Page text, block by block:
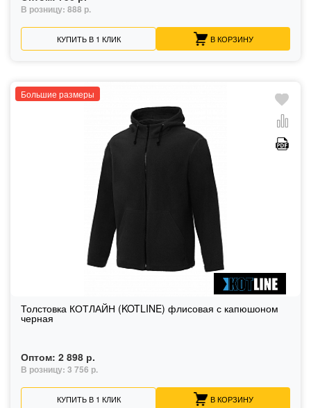
В розницу: 888 р.
КУПИТЬ В 1 КЛИК В КОРЗИНУ
Большие размеры
Толстовка КОТЛАЙН (KOTLINE) флисовая с капюшоном
черная
Оптом: 2 898 р.
В розницу: 3 756 р.
КУПИТЬ В 1 КЛИК В КОРЗИНУ